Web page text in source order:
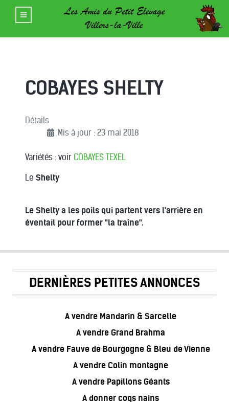
COBAYES SHELTY
Détails
Mis à jour : 23 mai 2018
Variétés : voir COBAYES TEXEL
Le Shelty
Le Shelty a les poils qui partent vers l'arrière en
éventail pour former "la traîne".
DERNIÈRES PETITES ANNONCES
A vendre Mandarin & Sarcelle
A vendre Grand Brahma
A vendre Fauve de Bourgogne & Bleu de Vienne
A vendre Colin montagne
A vendre Papillons Géants
A donner coqs nains